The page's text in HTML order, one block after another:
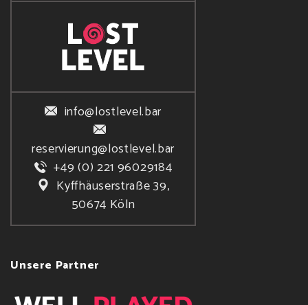
info@lostlevel.bar
reservierung@lostlevel.bar
+49 (0) 221 96029184
Kyffhäuserstraße 39,
50674 Köln
Unsere Partner